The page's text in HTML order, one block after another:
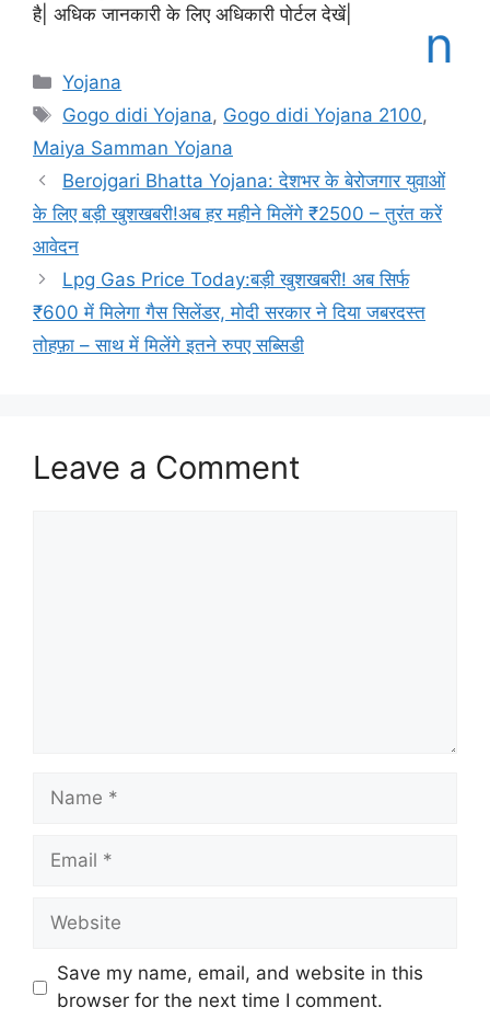
है| अधिक जानकारी के लिए अधिकारी पोर्टल देखें|
Categories
Yojana
Tags
Gogo didi Yojana, Gogo didi Yojana 2100,
Maiya Samman Yojana
Berojgari Bhatta Yojana: देशभर के बेरोजगार युवाओं
के लिए बड़ी खुशखबरी!अब हर महीने मिलेंगे ₹2500 – तुरंत करें
आवेदन
Lpg Gas Price Today:बड़ी खुशखबरी! अब सिर्फ
₹600 में मिलेगा गैस सिलेंडर, मोदी सरकार ने दिया जबरदस्त
तोहफ़ा – साथ में मिलेंगे इतने रुपए सब्सिडी
Leave a Comment
Name
Email
Website
Save my name, email, and website in this
browser for the next time I comment.